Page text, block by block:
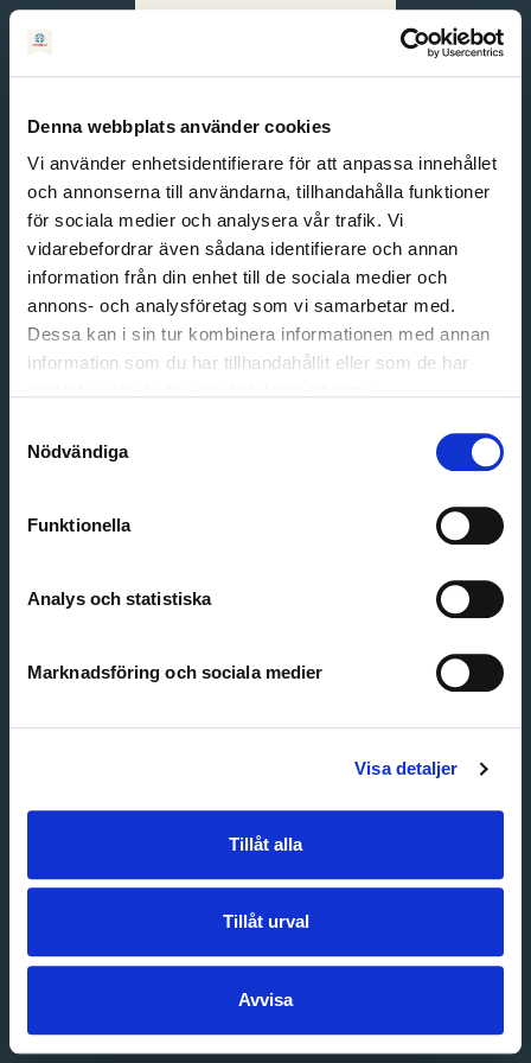
Denna webbplats använder cookies
Vi använder enhetsidentifierare för att anpassa innehållet
och annonserna till användarna, tillhandahålla funktioner
för sociala medier och analysera vår trafik. Vi
vidarebefordrar även sådana identifierare och annan
information från din enhet till de sociala medier och
annons- och analysföretag som vi samarbetar med.
Dessa kan i sin tur kombinera informationen med annan
information som du har tillhandahållit eller som de har
Nödvändiga
Funktionella
Analys och statistiska
Marknadsföring och sociala medier
Visa detaljer
Tillåt alla
Tillåt urval
Avvisa
English
Svenska
Email address
Customer service